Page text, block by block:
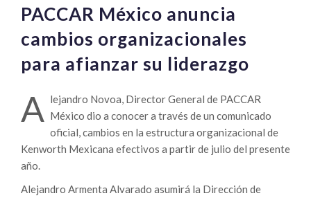
PACCAR México anuncia
cambios organizacionales
para afianzar su liderazgo
A lejandro Novoa, Director General de PACCAR
México dio a conocer a través de un comunicado
oficial, cambios en la estructura organizacional de
Kenworth Mexicana efectivos a partir de julio del presente
año.
Alejandro Armenta Alvarado asumirá la Dirección de